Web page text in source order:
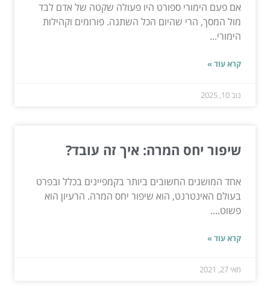
אם פעם הימורי ספורט היו פעולה שקטה של אדם לבד
מול המסך, הרי שהיום הכל השתנה. פורומים וקהילות
הימורי...
קרא עוד »
נוב 10, 2025
שיפור יחס המרה: איך זה עובד?
אחד המושגים החשובים ביותר בקמפיינים בכלל ובפרט
בעולם האינטרנט, הוא שיפור יחס המרה. הרעיון הוא
פשוט....
קרא עוד »
מאי 27, 2021